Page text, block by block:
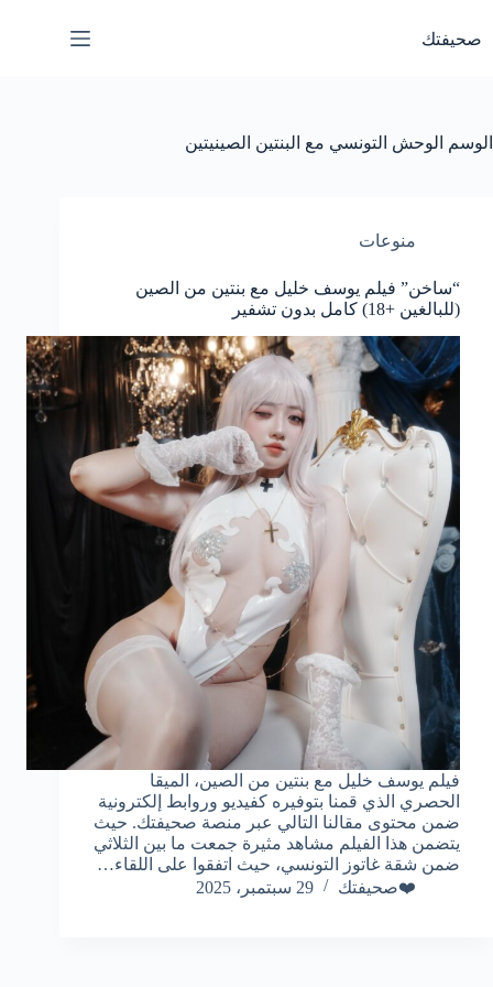
المحتوى
صحيفتك
الوسم الوحش التونسي مع البنتين الصينيتين
منوعات
“ساخن” فيلم يوسف خليل مع بنتين من الصين
(للبالغين +18) كامل بدون تشفير
فيلم يوسف خليل مع بنتين من الصين، الميقا
الحصري الذي قمنا بتوفيره كفيديو وروابط إلكترونية
ضمن محتوى مقالنا التالي عبر منصة صحيفتك. حيث
يتضمن هذا الفيلم مشاهد مثيرة جمعت ما بين الثلاثي
ضمن شقة غاتوز التونسي، حيث اتفقوا على اللقاء…
❤️صحيفتك
29 سبتمبر، 2025